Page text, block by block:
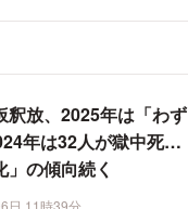
釈放、2025年は「わず
年は32人が獄中死…
」の傾向続く
日 11時39分